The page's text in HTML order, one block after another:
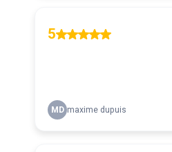
5
MD maxime dupuis